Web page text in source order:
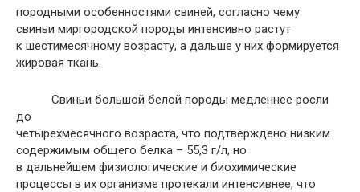
породными особенностями свиней, согласно чему
свиньи миргородской породы интенсивно растут
к шестимесячному возрасту, а дальше у них формируется
жировая ткань.
Свиньи большой белой породы медленнее росли
до
четырехмесячного возраста, что подтверждено низким
содержимым общего белка – 55,3 г/л, но
в дальнейшем физиологические и биохимические
процессы в их организме протекали интенсивнее, что